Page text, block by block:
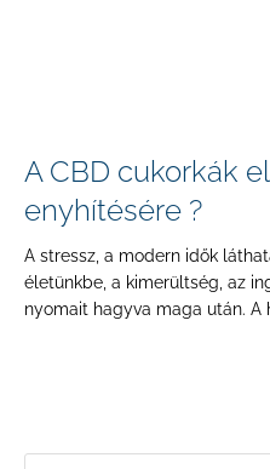
A CBD cukorkák
enyhítésére ?
A stressz, a modern idők
életünkbe, a kimerültség, az
nyomait hagyva maga után. A